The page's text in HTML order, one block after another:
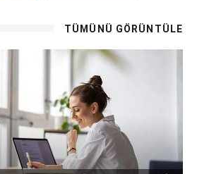
TÜMÜNÜ GÖRÜNTÜLE